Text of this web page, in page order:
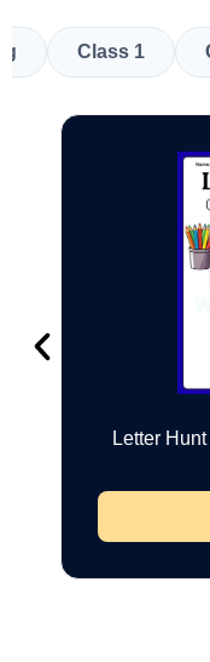
Class 1
Letter